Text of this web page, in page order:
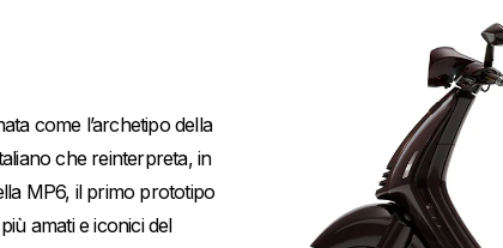
come l’archetipo della
che reinterpreta, in
MP6, il primo prototipo
amati e iconici del